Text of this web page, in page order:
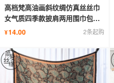
高档梵高油画斜纹绸仿真丝丝巾
女气质四季款披肩两用围巾包头
腰巾
¥14.00 2条起购